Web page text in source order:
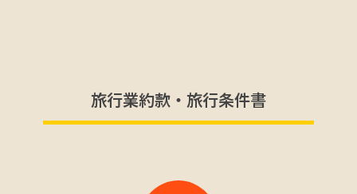
旅行業約款・旅行条件書